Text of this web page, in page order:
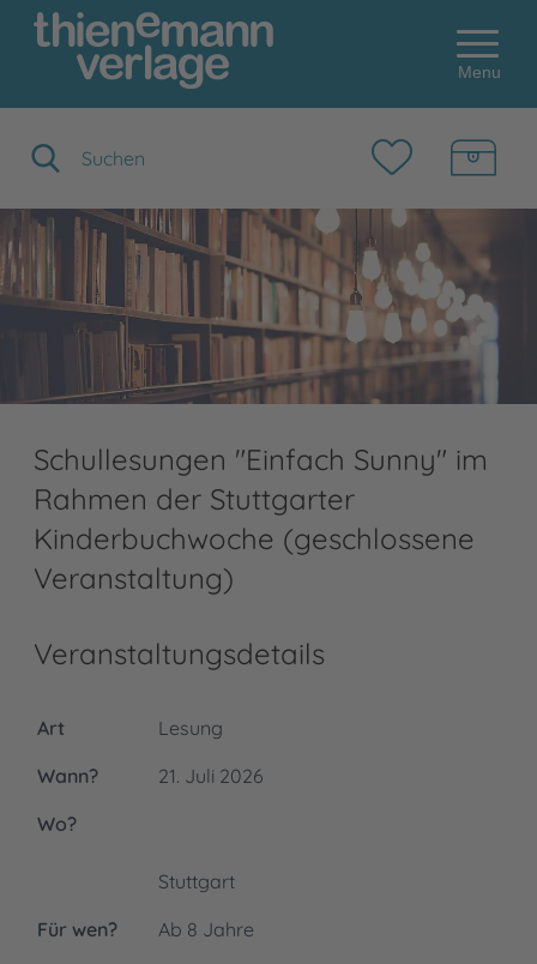
Menu
Schullesungen "Einfach Sunny" im
Rahmen der Stuttgarter
Kinderbuchwoche (geschlossene
Veranstaltung)
Veranstaltungsdetails
Art
Lesung
Wann?
21. Juli 2026
Wo?
Stuttgart
Für wen?
Ab 8 Jahre